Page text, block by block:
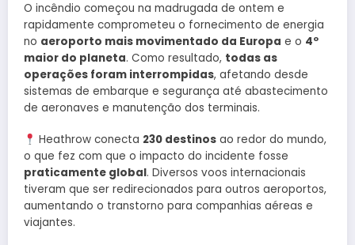
O incêndio começou na madrugada de ontem e
rapidamente comprometeu o fornecimento de energia
no aeroporto mais movimentado da Europa e o 4º
maior do planeta. Como resultado, todas as
operações foram interrompidas, afetando desde
sistemas de embarque e segurança até abastecimento
de aeronaves e manutenção dos terminais.
Heathrow conecta 230 destinos ao redor do mundo,
o que fez com que o impacto do incidente fosse
praticamente global. Diversos voos internacionais
tiveram que ser redirecionados para outros aeroportos,
aumentando o transtorno para companhias aéreas e
viajantes.